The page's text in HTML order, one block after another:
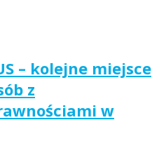
– kolejne miejsce
z
w